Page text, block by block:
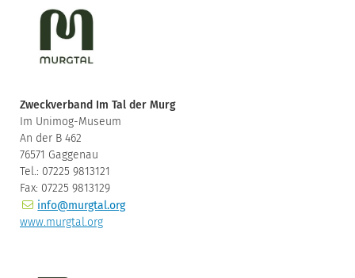
Zweckverband Im Tal der Murg
Im Unimog-Museum
An der B 462
76571 Gaggenau
Tel.: 07225 9813121
Fax: 07225 9813129
info@murgtal.org
www.murgtal.org